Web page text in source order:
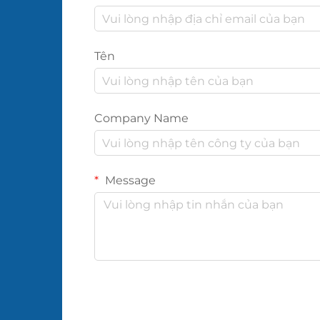
Tên
Company Name
Message